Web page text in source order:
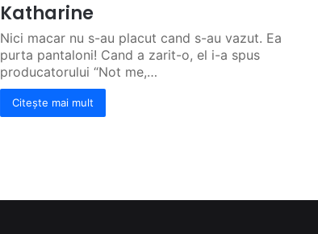
Katharine
Nici macar nu s-au placut cand s-au vazut. Ea
purta pantaloni! Cand a zarit-o, el i-a spus
producatorului “Not me,…
Citește mai mult